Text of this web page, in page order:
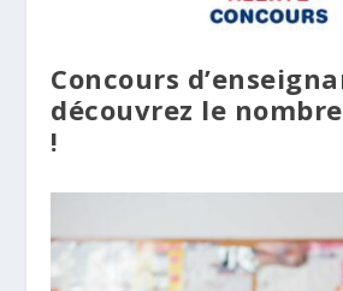
Concours
découvrez le
!